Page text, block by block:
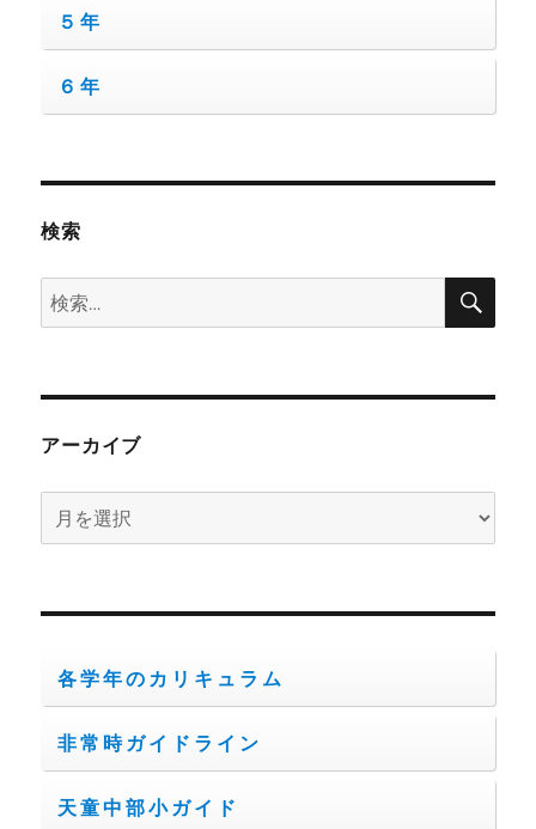
５年
６年
検索
検
索:
検
アーカイブ
ー
イ
各学年のカリキュラム
非常時ガイドライン
天童中部小ガイド